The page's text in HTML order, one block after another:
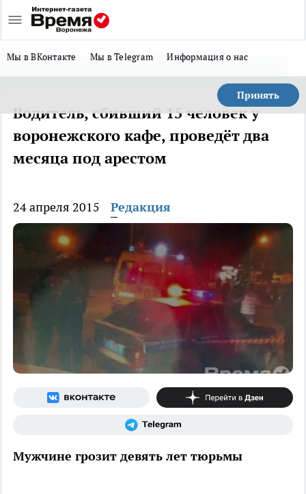
Мы в ВКонтакте Мы в Telegram Информация о нас
Принять
Водитель, сбивший 15 человек у
воронежского кафе, проведёт два
месяца под арестом
24 апреля 2015 Редакция
Мужчине грозит девять лет тюрьмы